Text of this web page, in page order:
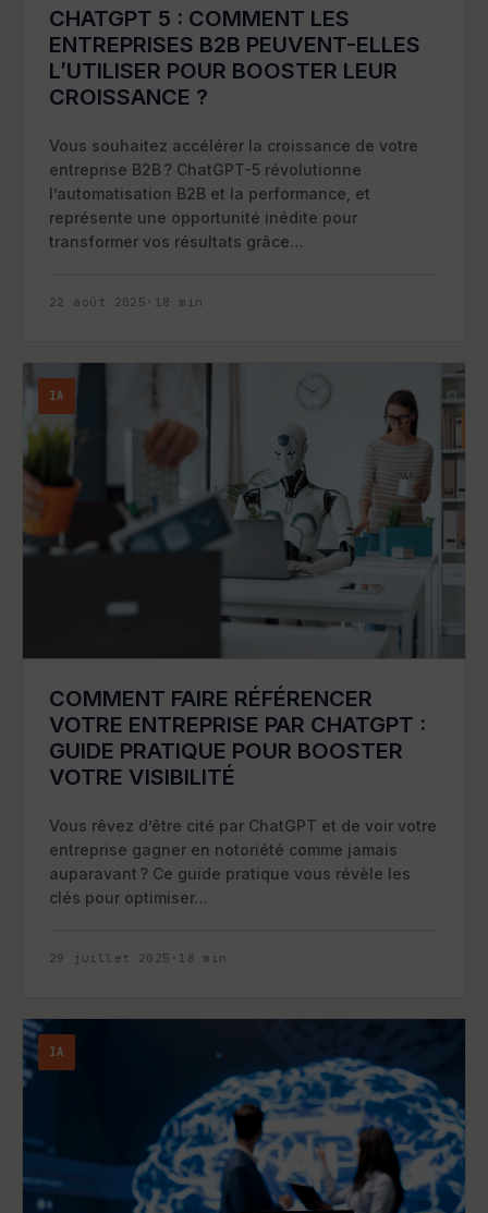
CHATGPT 5 : COMMENT LES
ENTREPRISES B2B PEUVENT-ELLES
L’UTILISER POUR BOOSTER LEUR
CROISSANCE ?
Vous souhaitez accélérer la croissance de votre
entreprise B2B ? ChatGPT-5 révolutionne
l’automatisation B2B et la performance, et
représente une opportunité inédite pour
transformer vos résultats grâce…
22 août 2025 · 18 min
IA
COMMENT FAIRE RÉFÉRENCER
VOTRE ENTREPRISE PAR CHATGPT :
GUIDE PRATIQUE POUR BOOSTER
VOTRE VISIBILITÉ
Vous rêvez d’être cité par ChatGPT et de voir votre
entreprise gagner en notoriété comme jamais
auparavant ? Ce guide pratique vous révèle les
clés pour optimiser…
29 juillet 2025 · 18 min
IA